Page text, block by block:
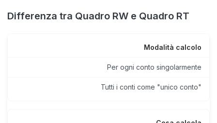
Differenza tra Quadro RW e Quadro RT
Modalità calcolo
Per ogni conto singolarmente
Tutti i conti come "unico conto"